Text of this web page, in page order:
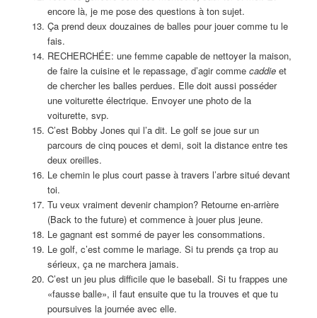
encore là, je me pose des questions à ton sujet.
Ça prend deux douzaines de balles pour jouer comme tu le
fais.
RECHERCHÉE: une femme capable de nettoyer la maison,
de faire la cuisine et le repassage, d’agir comme caddieet
de chercher les balles perdues. Elle doit aussi posséder
une voiturette électrique. Envoyer une photo de la
voiturette, svp.
C’est Bobby Jones qui l’a dit. Le golf se joue sur un
parcours de cinq pouces et demi, soit la distance entre tes
deux oreilles.
Le chemin le plus court passe à travers l’arbre situé devant
toi.
Tu veux vraiment devenir champion? Retourne en-arrière
(Back to the future) et commence à jouer plus jeune.
Le gagnant est sommé de payer les consommations.
Le golf, c’est comme le mariage. Si tu prends ça trop au
sérieux, ça ne marchera jamais.
C’est un jeu plus difficile que le baseball. Si tu frappes une
«fausse balle», il faut ensuite que tu la trouves et que tu
poursuives la journée avec elle.